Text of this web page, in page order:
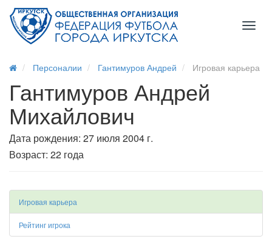
Персоналии Гантимуров Андрей Игровая карьера
Гантимуров Андрей
Михайлович
Дата рождения: 27 июля 2004 г.
Возраст: 22 года
Игровая карьера
Рейтинг игрока